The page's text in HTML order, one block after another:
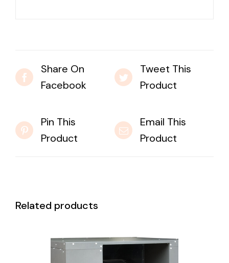
Share On
Facebook
Tweet This
Product
Pin This
Product
Email This
Product
Related products